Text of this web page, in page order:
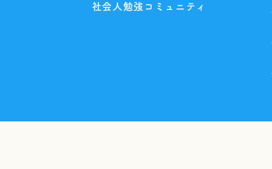
社会人勉強コミュニティ